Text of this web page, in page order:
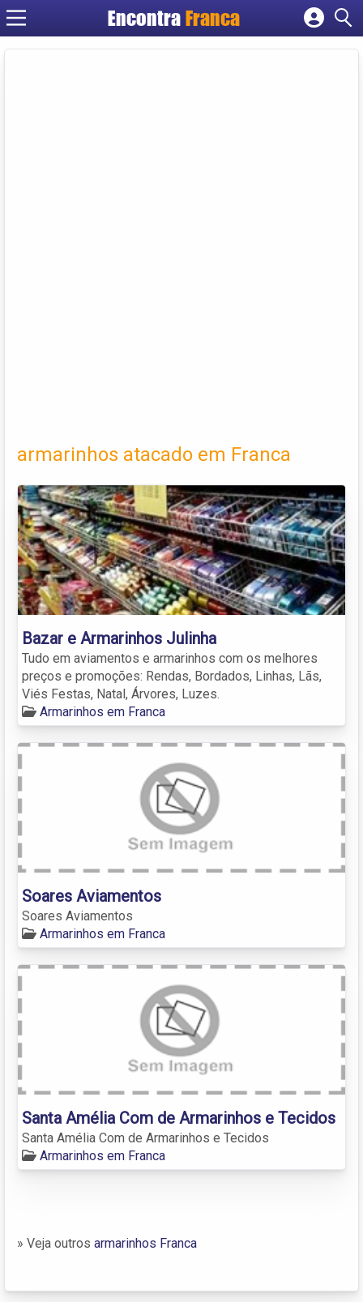
Encontra Franca
Cadastrar empresa
armarinhos atacado em Franca
Bazar e Armarinhos Julinha
Tudo em aviamentos e armarinhos com os melhores
preços e promoções: Rendas, Bordados, Linhas, Lãs,
Viés Festas, Natal, Árvores, Luzes.
Armarinhos em Franca
Soares Aviamentos
Soares Aviamentos
Armarinhos em Franca
Santa Amélia Com de Armarinhos e Tecidos
Santa Amélia Com de Armarinhos e Tecidos
Armarinhos em Franca
» Veja outros armarinhos Franca